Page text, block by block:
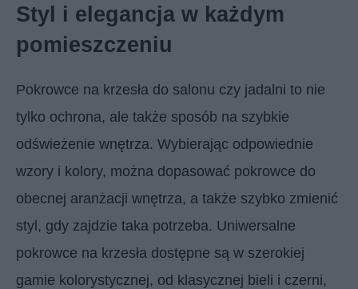
Styl i elegancja w każdym
pomieszczeniu
Pokrowce na krzesła do salonu czy jadalni to nie
tylko ochrona, ale także sposób na szybkie
odświeżenie wnętrza. Wybierając odpowiednie
wzory i kolory, można dopasować pokrowce do
obecnej aranżacji wnętrza, a także szybko zmienić
styl, gdy zajdzie taka potrzeba. Uniwersalne
pokrowce na krzesła dostępne są w szerokiej
gamie kolorystycznej, od klasycznej bieli i czerni,